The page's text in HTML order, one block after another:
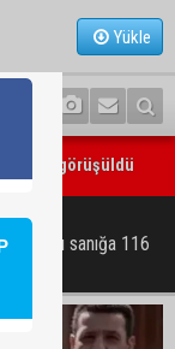
Yükle
birliği görüşüldü
sanığa 116